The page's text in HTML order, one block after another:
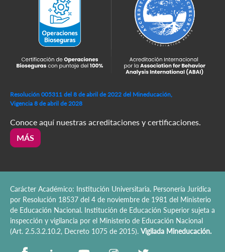
Resolución 005311 del 8 de abril de 2022 del Mineducación,
Vigencia 8 de abril de 2028
Conoce aquí nuestras acreditaciones y certificaciones.
MÁS
Carácter Académico: Institución Universitaria. Personería Jurídica
por Resolución 18537 del 4 de noviembre de 1981 del Ministerio
de Educación Nacional. Institución de Educación Superior sujeta a
inspección y vigilancia por el Ministerio de Educación Nacional
(Art. 2.5.3.2.10.2, Decreto 1075 de 2015). Vigilada Mineducación.